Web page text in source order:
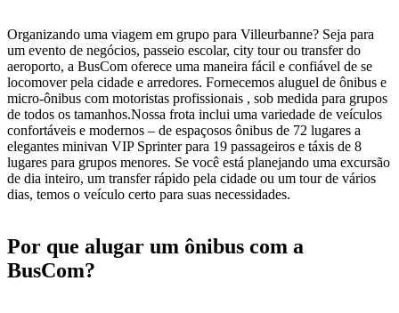
Organizando uma viagem em grupo para Villeurbanne? Seja para
um evento de negócios, passeio escolar, city tour ou transfer do
aeroporto, a BusCom oferece uma maneira fácil e confiável de se
locomover pela cidade e arredores. Fornecemos aluguel de ônibus e
micro-ônibus com motoristas profissionais , sob medida para grupos
de todos os tamanhos.Nossa frota inclui uma variedade de veículos
confortáveis e modernos – de espaçosos ônibus de 72 lugares a
elegantes minivan VIP Sprinter para 19 passageiros e táxis de 8
lugares para grupos menores. Se você está planejando uma excursão
de dia inteiro, um transfer rápido pela cidade ou um tour de vários
dias, temos o veículo certo para suas necessidades.
Por que alugar um ônibus com a
BusCom?